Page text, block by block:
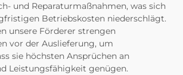
und Reparaturmaßnahmen, was sich
Betriebskosten niederschlägt.
unsere Förderer strengen
vor der Auslieferung, um
sie höchsten Ansprüchen an
Leistungsfähigkeit genügen.